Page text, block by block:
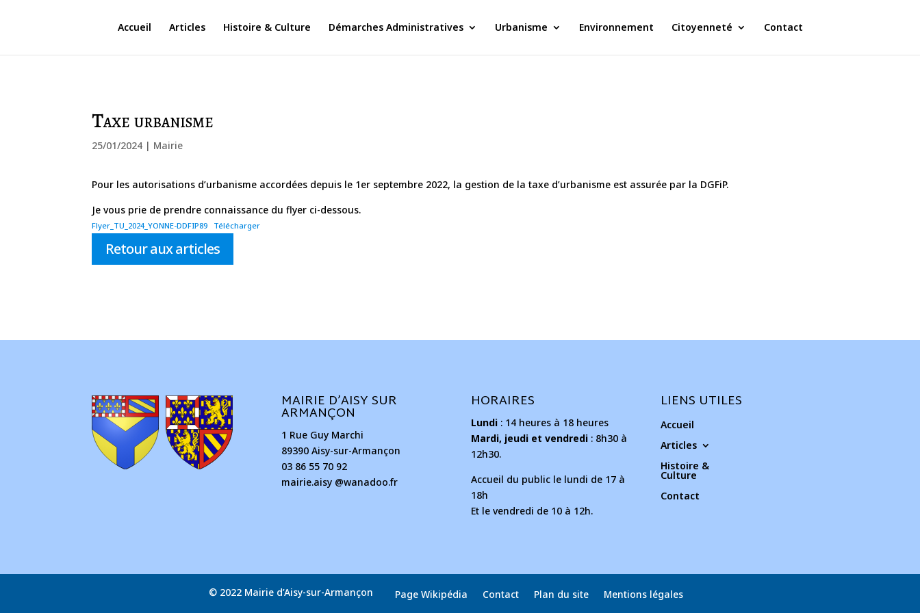
Accueil Articles Histoire & Culture Démarches Administratives Urbanisme Environnement Citoyenneté Contact
Taxe urbanisme
25/01/2024 | Mairie
Pour les autorisations d’urbanisme accordées depuis le 1er septembre 2022, la gestion de la taxe d’urbanisme est assurée par la DGFiP.
Je vous prie de prendre connaissance du flyer ci-dessous.
Flyer_TU_2024_YONNE-DDFIP89 Télécharger
Retour aux articles
MAIRIE D’AISY SUR
ARMANÇON
1 Rue Guy Marchi
89390 Aisy-sur-Armançon
03 86 55 70 92
mairie.aisy @wanadoo.fr
HORAIRES
Lundi : 14 heures à 18 heures
Mardi, jeudi et vendredi : 8h30 à
12h30.
Accueil du public le lundi de 17 à
18h
Et le vendredi de 10 à 12h.
LIENS UTILES
Accueil
Articles
Histoire &
Culture
Contact
© 2022 Mairie d’Aisy-sur-Armançon Page Wikipédia Contact Plan du site Mentions légales